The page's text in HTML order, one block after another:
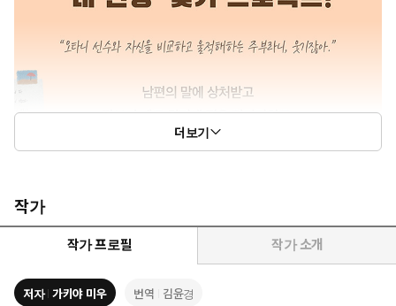
더보기
작가
작가 프로필 작가 소개
저자 가키야 미우 번역 김윤경